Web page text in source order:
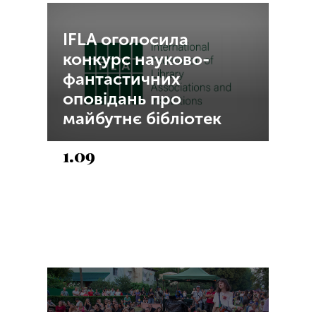
IFLA оголосила
конкурс науково-
фантастичних
оповідань про
майбутнє бібліотек
1.09